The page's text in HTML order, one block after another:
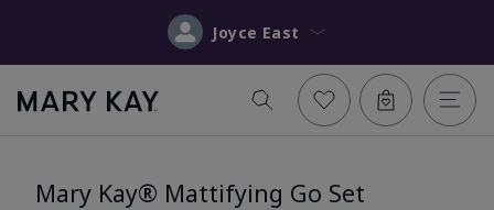
Joyce East
Mary Kay® Mattifying Go Set